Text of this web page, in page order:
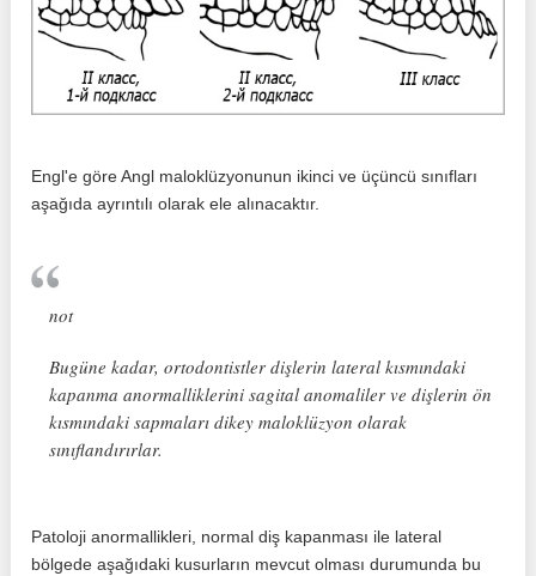
Engl'e göre Angl maloklüzyonunun ikinci ve üçüncü sınıfları
aşağıda ayrıntılı olarak ele alınacaktır.
not
Bugüne kadar, ortodontistler dişlerin lateral kısmındaki
kapanma anormalliklerini sagital anomaliler ve dişlerin ön
kısmındaki sapmaları dikey maloklüzyon olarak
sınıflandırırlar.
Patoloji anormallikleri, normal diş kapanması ile lateral
bölgede aşağıdaki kusurların mevcut olması durumunda bu